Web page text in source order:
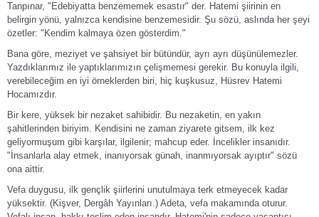
Tanpınar, "Edebiyatta benzememek esastır" der. Hatemi şiirinin en
belirgin yönü, yalnızca kendisine benzemesidir. Şu sözü, aslında her şeyi
özetler: "Kendim kalmaya özen gösterdim."
Bana göre, meziyet ve şahsiyet bir bütündür, ayrı ayrı düşünülemezler.
Yazdıklarımız ile yaptıklarımızın çelişmemesi gerekir. Bu konuyla ilgili,
verebileceğim en iyi örneklerden biri, hiç kuşkusuz, Hüsrev Hatemi
Hocamızdır.
Bir kere, yüksek bir nezaket sahibidir. Bu nezaketin, en yakın
şahitlerinden biriyim. Kendisini ne zaman ziyarete gitsem, ilk kez
geliyormuşum gibi karşılar, ilgilenir; mahcup eder. İncelikler insanıdır.
"İnsanlarla alay etmek, inanıyorsak günah, inanmıyorsak ayıptır" sözü
ona aittir.
Vefa duygusu, ilk gençlik şiirlerini unutulmaya terk etmeyecek kadar
yüksektir. (Kişver, Dergâh Yayınları.) Adeta, vefa makamında oturur.